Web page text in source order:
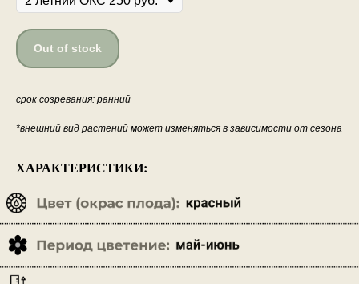
Out of stock
срок созревания: ранний
*внешний вид растений может изменяться в зависимости от сезона
ХАРАКТЕРИСТИКИ: